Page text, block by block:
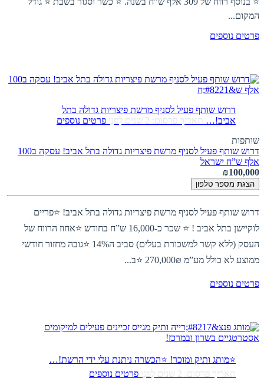
המקום...
פרטים נוספים
דרוש שותף פעיל לסניף מרשת פיצריות גדולה בתל
אביב!… תאריך פרסום: 2 שנים לִפנֵי
פרטים נוספים
שותפות
דרוש שותף פעיל לסניף מרשת פיצריות גדולה בתל אביב! עסקה ב100
אלף ש”ח ישראל
₪100,000
הצגת מספר טלפון
דרוש שותף פעיל לסניף מרשת פיצריות גדולה בתל אביב! ⭐פריים
לוקיישן בתל אביב ! ⭐ שכר כ-16,000 ש”ח בחודש ⭐אחוז הרווח של
העסק (ללא קשר למשכורת בעלים) סביב ה14% ⭐גובה מחזור חודשי
ממוצע לא כולל מע”מ 270,000₪ ⭐ב...
פרטים נוספים
⭐מותג ותיק ומוכר! ⭐הכשרה ניתנת עלי ידי הרשת!…
תאריך פרסום: 2 שנים לִפנֵי
פרטים נוספים